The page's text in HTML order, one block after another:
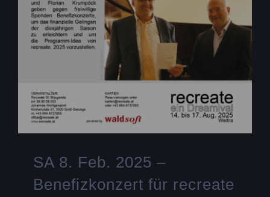
SA 8. Feb. 2025 –
Benefizkonzert für recreate